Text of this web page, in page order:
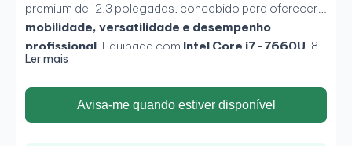
premium de 12,3 polegadas, concebido para oferecer
mobilidade, versatilidade e desempenho
profissional . Equipada com Intel Core i7-7660U , 8
GB de RAM e SSD de 256 GB, proporciona uma
experiência fluida em multitarefa, produtividade e uso
diário. O seu ecrã tátil PixelSense 3K e o design
ultraleve tornam-na uma excelente opção para quem
Ler mais
Avisa-me quando estiver disponível